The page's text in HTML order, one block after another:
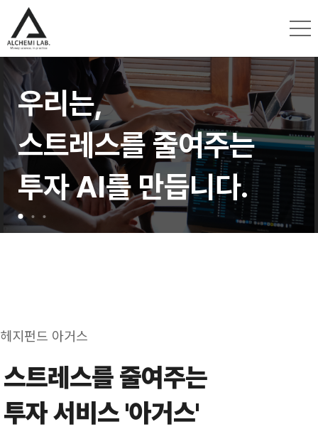
우리는,
스트레스를 줄여주는
투자 AI를 만듭니다.
우리는,
스트레스를 줄여주는
투자 AI를 만듭니다.
우리는,
스트레스를 줄여주는
투자 AI를 만듭니다.
헤지펀드 아거스
스트레스를 줄여주는
투자 서비스 '아거스'